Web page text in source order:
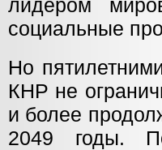
лидером
социальные
Но
КНР не
и более
2049 годы.